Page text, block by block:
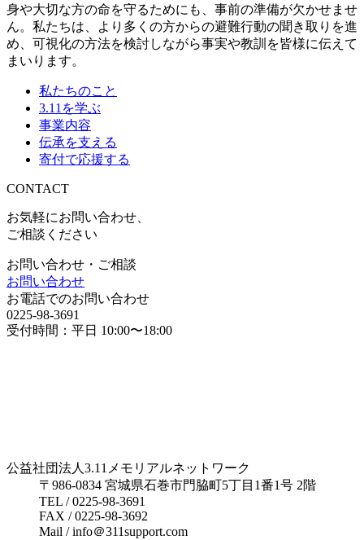
身や大切な方の命を守るためにも、事前の準備が欠かせませ
ん。私たちは、より多くの方からの避難行動の聞き取りを進
め、可視化の方法を検討しながら事実や教訓を皆様に伝えて
まいります。
私たちのこと
3.11を学ぶ
事業内容
伝承を支える
寄付で応援する
CONTACT
お気軽にお問い合わせ、
ご相談ください
お問い合わせ・ご相談
お問い合わせ
お電話でのお問い合わせ
0225-98-3691
受付時間：平日 10:00〜18:00
公益社団法人3.11メモリアルネットワーク
〒986-0834 宮城県石巻市門脇町5丁目1番1号 2階
TEL / 0225-98-3691
FAX / 0225-98-3692
Mail / info＠311support.com